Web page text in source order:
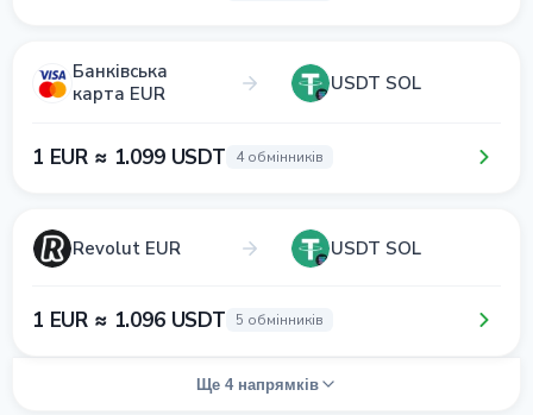
Банківська
карта EUR
USDT SOL
1 EUR ≈ 1.099 USDT 4 обмінників
Revolut EUR USDT SOL
1 EUR ≈ 1.096 USDT 5 обмінників
Ще 4 напрямків